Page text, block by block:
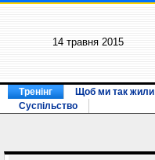
14 травня 2015
Тренінг Щоб ми так жили
Суспільство